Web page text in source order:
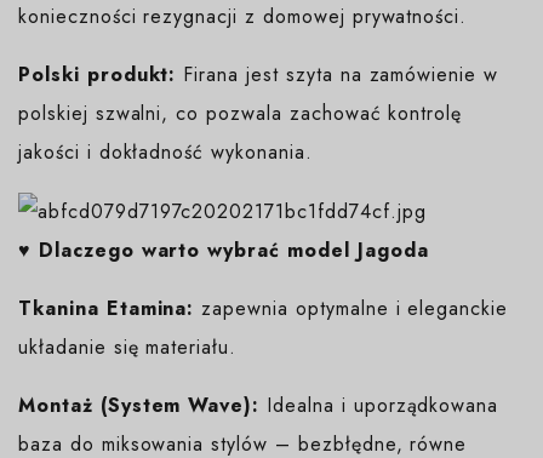
konieczności rezygnacji z domowej prywatności.
Polski produkt: Firana jest szyta na zamówienie w
polskiej szwalni, co pozwala zachować kontrolę
jakości i dokładność wykonania.
♥️ Dlaczego warto wybrać model Jagoda
Tkanina Etamina: zapewnia optymalne i eleganckie
układanie się materiału.
Montaż (System Wave): Idealna i uporządkowana
baza do miksowania stylów – bezbłędne, równe